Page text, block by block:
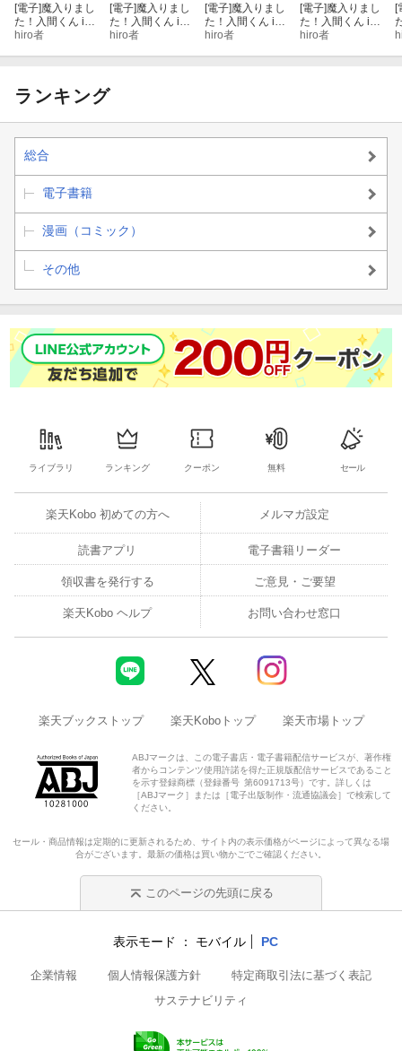
[電子]魔入りまし
た！入間くん if
Episode of 魔フ
hiro者
[電子]魔入りまし
た！入間くん if
Episode of 魔フ
hiro者
[電子]魔入りまし
た！入間くん if
Episode of 魔フ
hiro者
[電子]魔入りまし
た！入間くん if
Episode of 魔フ
hiro者
[
ランキング
総合
電子書籍
漫画（コミック）
その他
ライブラリ ランキング クーポン 無料 セール
楽天Kobo 初めての方へ メルマガ設定
読書アプリ 電子書籍リーダー
領収書を発行する ご意見・ご要望
楽天Kobo ヘルプ お問い合わせ窓口
楽天ブックストップ 楽天Koboトップ 楽天市場トップ
ABJマークは、この電子書店・電子書籍配信サービスが、著作権
者からコンテンツ使用許諾を得た正規版配信サービスであること
を示す登録商標（登録番号 第6091713号）です。詳しくは
［ABJマーク］または［電子出版制作・流通協議会］で検索して
ください。
セール・商品情報は定期的に更新されるため、サイト内の表示価格がページによって異なる場
合がございます。最新の価格は買い物かごでご確認ください。
このページの先頭に戻る
表示モード モバイル PC
企業情報 個人情報保護方針
特定商取引法に基づく表記
サステナビリティ